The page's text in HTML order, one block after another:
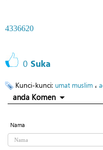
4336620
0 Suka
Kunci-kunci: umat muslim ،
anda Komen
Nama